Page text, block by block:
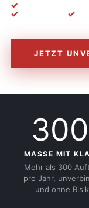
JETZT
300
MASSE MIT
Mehr als 300
pro Jahr,
und ohne